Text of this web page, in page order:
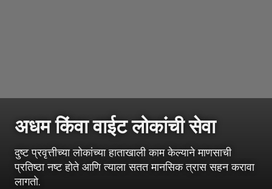
अधम किंवा वाईट लोकांची सेवा
दुष्ट प्रवृत्तीच्या लोकांच्या हाताखाली काम केल्याने माणसाची
प्रतिष्ठा नष्ट होते आणि त्याला सतत मानसिक त्रास सहन करावा
लागतो.